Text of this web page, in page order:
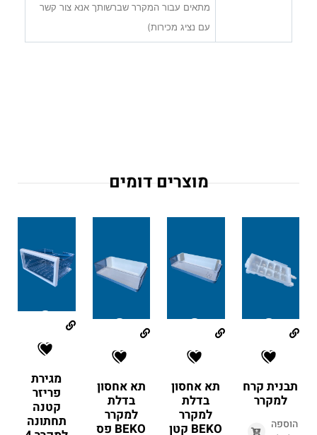
מתאים עבור המקרר שברשותך אנא צור קשר
עם נציג מכירות)
מוצרים דומים
תבנית קרח
למקרר
הוספה
תא אחסון
בדלת
למקרר
BEKO קטן
תא אחסון
בדלת
למקרר
BEKO פס
מגירת
פריזר
קטנה
תחתונה